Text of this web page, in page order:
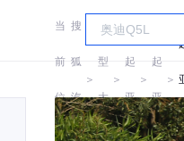
当
前
位
置:
搜
狐
汽
车
＞
车
型
大
全
＞
起
亚
＞
起
亚
＞